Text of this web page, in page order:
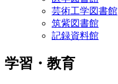
芸術工学図書館
筑紫図書館
記録資料館
学習・教育